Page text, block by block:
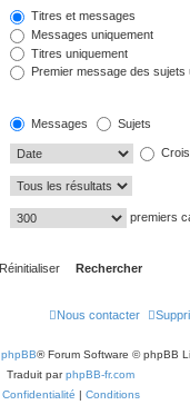
Titres et messages
Messages uniquement
Titres uniquement
Premier message des sujets
Messages Sujets
premiers
Nous contacter
phpBB® Forum Software © phpBB
Traduit parphpBB-fr.com
Confidentialité
Conditions